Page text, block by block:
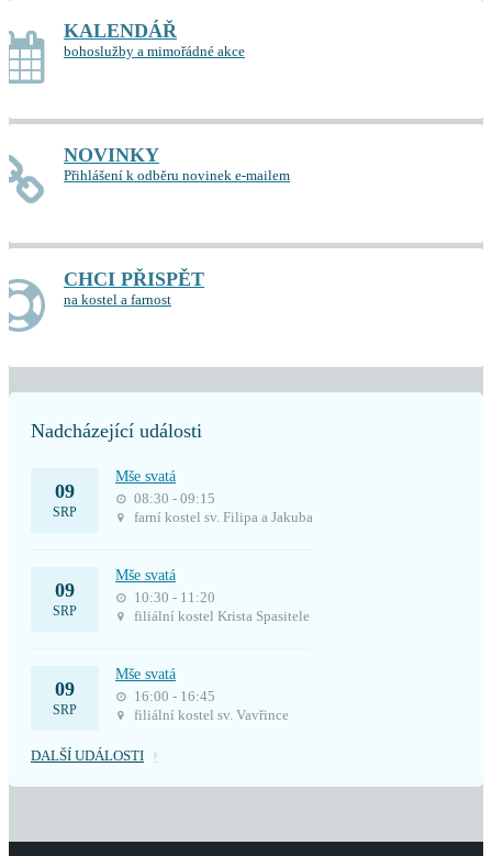
KALENDÁŘ
bohoslužby a mimořádné akce
NOVINKY
Přihlášení k odběru novinek e-mailem
CHCI PŘISPĚT
na kostel a farnost
Nadcházející události
09
SRP
Mše svatá
08:30 - 09:15
farní kostel sv. Filipa a Jakuba
09
SRP
Mše svatá
10:30 - 11:20
filiální kostel Krista Spasitele
09
SRP
Mše svatá
16:00 - 16:45
filiální kostel sv. Vavřince
DALŠÍ UDÁLOSTI